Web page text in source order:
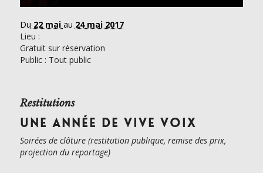
Du 22 mai au 24 mai 2017
Lieu :
Gratuit sur réservation
Public : Tout public
Restitutions
UNE ANNÉE DE VIVE VOIX
Soirées de clôture (restitution publique, remise des prix,
projection du reportage)